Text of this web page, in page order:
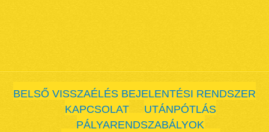
BELSŐ VISSZAÉLÉS BEJELENTÉSI RENDSZER
KAPCSOLAT
UTÁNPÓTLÁS
PÁLYARENDSZABÁLYOK